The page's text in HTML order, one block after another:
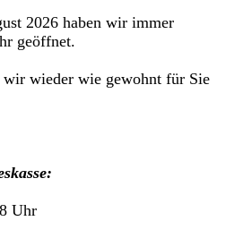
2026 haben wir immer
geöffnet.
wieder wie gewohnt für Sie
Uhr